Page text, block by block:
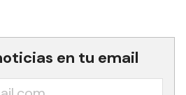
en tu email